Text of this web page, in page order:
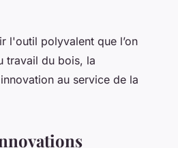
l'outil polyvalent que l’on
travail du bois, la
au service de la